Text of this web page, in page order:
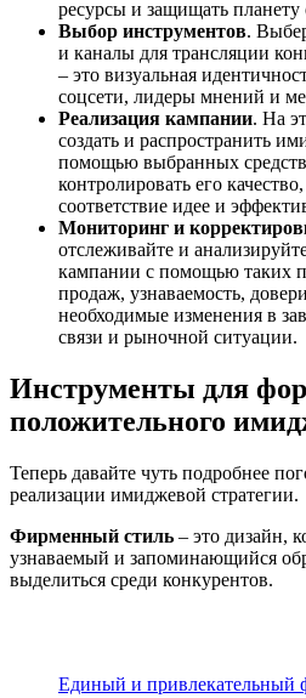
ресурсы и защищать планету
Выбор инструментов.
и каналы для трансляции
– это визуальная
соцсети, лидеры мнений и
Реализация кампании. На
создать и распространить
помощью выбранных
контролировать его
соответствие идее и
Мониторинг и
отслеживайте и
кампании с помощью таких
продаж, узнаваемость,
необходимые изменения в
связи и рыночной ситуации.
Инструменты для
положительного
Теперь давайте чуть подробнее
реализации имиджевой стратегии.
Фирменный стиль – это дизайн,
узнаваемый и запоминающийся
выделиться среди конкурентов.
Единый и привлекательный